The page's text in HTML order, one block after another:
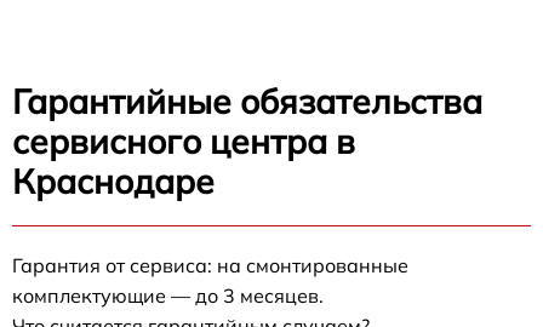
Гарантийные обязательства
сервисного центра в
Краснодаре
Гарантия от сервиса: на смонтированные
комплектующие — до 3 месяцев.